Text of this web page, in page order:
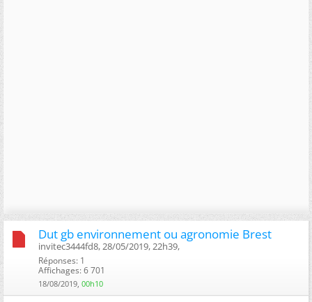
Dut gb environnement ou agronomie Brest
invitec3444fd8, 28/05/2019, 22h39, ‎
Réponses: 1
Affichages: 6 701
18/08/2019, 00h10